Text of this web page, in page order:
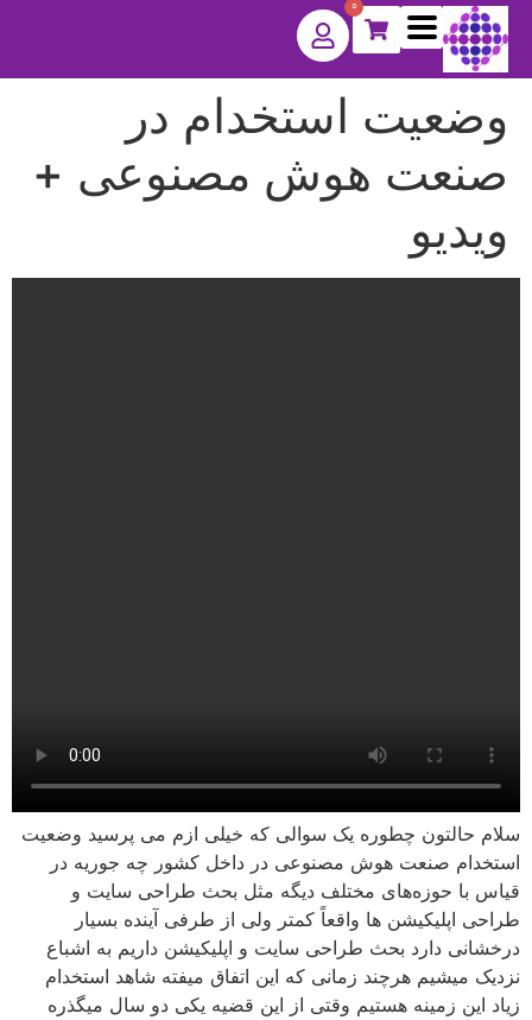
0
وضعیت استخدام در
صنعت هوش مصنوعی +
ویدیو
سلام حالتون چطوره یک سوالی که خیلی ازم می پرسید وضعیت
استخدام صنعت هوش مصنوعی در داخل کشور چه جوریه در
قیاس با حوزه‌های مختلف دیگه مثل بحث طراحی سایت و
طراحی اپلیکیشن ها واقعاً کمتر ولی از طرفی آینده بسیار
درخشانی دارد بحث طراحی سایت و اپلیکیشن داریم به اشباع
نزدیک میشیم هرچند زمانی که این اتفاق میفته شاهد استخدام
زیاد این زمینه هستیم وقتی از این قضیه یکی دو سال میگذره